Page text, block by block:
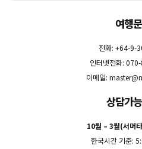
여행
전화: +64-9-
인터넷전화:
이메일:
상담가
10월 – 3월(서머
한국시간 기준: